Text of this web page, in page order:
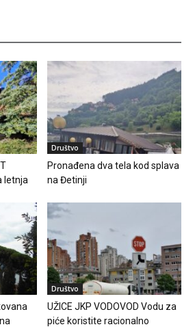
letnja
Društvo
Pronađena dva tela kod splava
na Đetinji
Društvo
UŽICE JKP VODOVOD Vodu za
piće koristite racionalno